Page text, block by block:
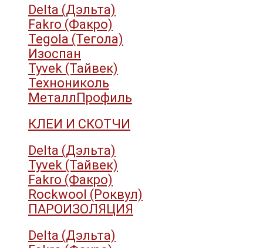
Delta (Дэльта)
Fakro (Факро)
Tegola (Тегола)
Изоспан
Tyvek (Тайвек)
Технониколь
МеталлПрофиль
КЛЕИ И СКОТЧИ
Delta (Дэльта)
Tyvek (Тайвек)
Fakro (Факро)
Rockwool (Роквул)
ПАРОИЗОЛЯЦИЯ
Delta (Дэльта)